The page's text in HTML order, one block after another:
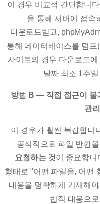
이 경우 비교적 간단합니
을 통해 서버에 접속
다운로드받고,
통해 데이터베이스를 덤
사이트의 경우 다운로드
날짜 최소 1주
방법 B — 직접 접근이 불
관
이 경우가 훨씬 복잡합니
공식적으로 파일 반환
요청하는 것이 중요합니
형태로 "어떤 파일을, 어떤
내용을 명확하게 기재해
법적 대응으